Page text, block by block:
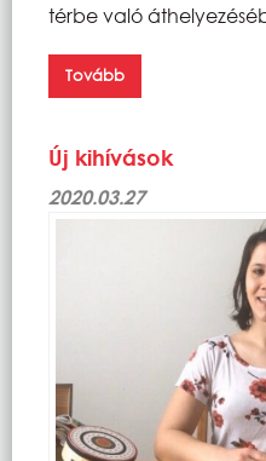
térbe való
Tovább
Új kihívások
2020.03.27